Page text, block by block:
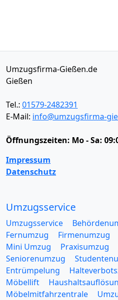
Umzugsfirma-Gießen.de
Gießen
Tel.: 01579-2482391
E-Mail: info@umzugsfirma-
Öffnungszeiten: Mo - Sa:
Impressum
Datenschutz
Umzugsservice
Umzugsservice
Fernumzug
Firmenumzug
Mini Umzug
Praxisumzug
Seniorenumzug
Entrümpelung
Möbellift
Möbelmitfahrzentrale